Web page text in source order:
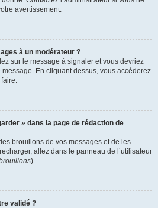
avertissement.
à un modérateur ?
sur le message à signaler et vous devriez
En cliquant dessus, vous accéderez
» dans la page de rédaction de
brouillons de vos messages et de les
allez dans le panneau de l’utilisateur
).
validé ?